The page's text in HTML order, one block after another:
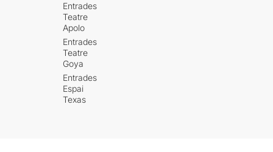
Entrades
Teatre
Apolo
Entrades
Teatre
Goya
Entrades
Espai
Texas